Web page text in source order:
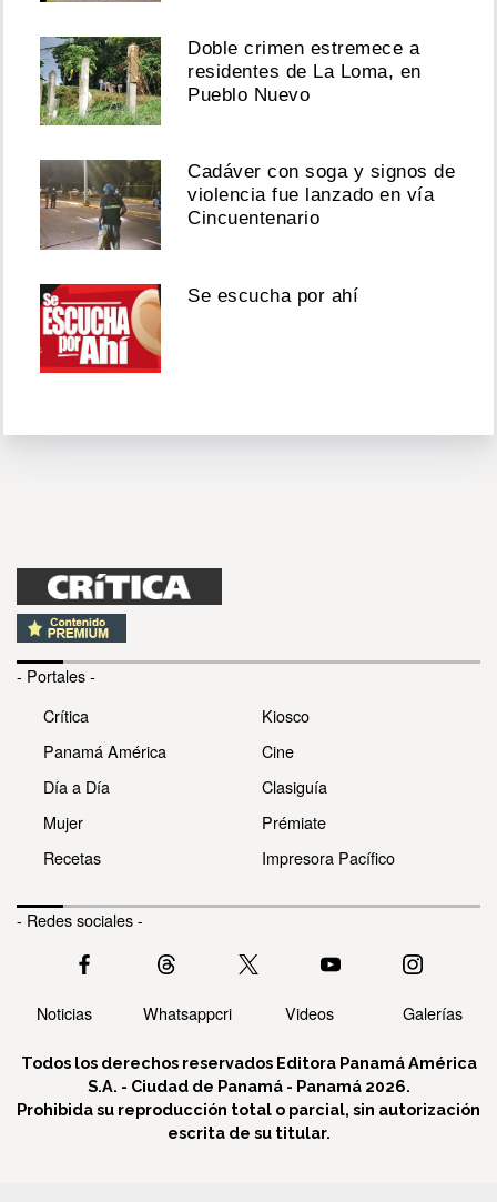
Doble crimen estremece a
residentes de La Loma, en
Pueblo Nuevo
Cadáver con soga y signos de
violencia fue lanzado en vía
Cincuentenario
Se escucha por ahí
- Portales -
Crítica
Panamá América
Día a Día
Mujer
Recetas
Kiosco
Cine
Clasiguía
Prémiate
Impresora Pacífico
- Redes sociales -
Noticias Whatsappcri Videos Galerías
Todos los derechos reservados Editora Panamá América
S.A. - Ciudad de Panamá - Panamá 2026.
Prohibida su reproducción total o parcial, sin autorización
escrita de su titular.